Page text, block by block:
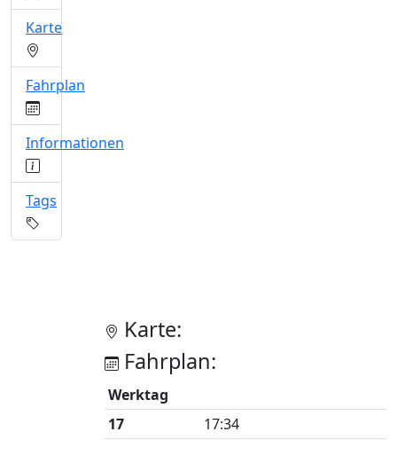
Karte:
Fahrplan:
Werktag
17
17:34
Karte
Fahrplan
Informationen
Tags